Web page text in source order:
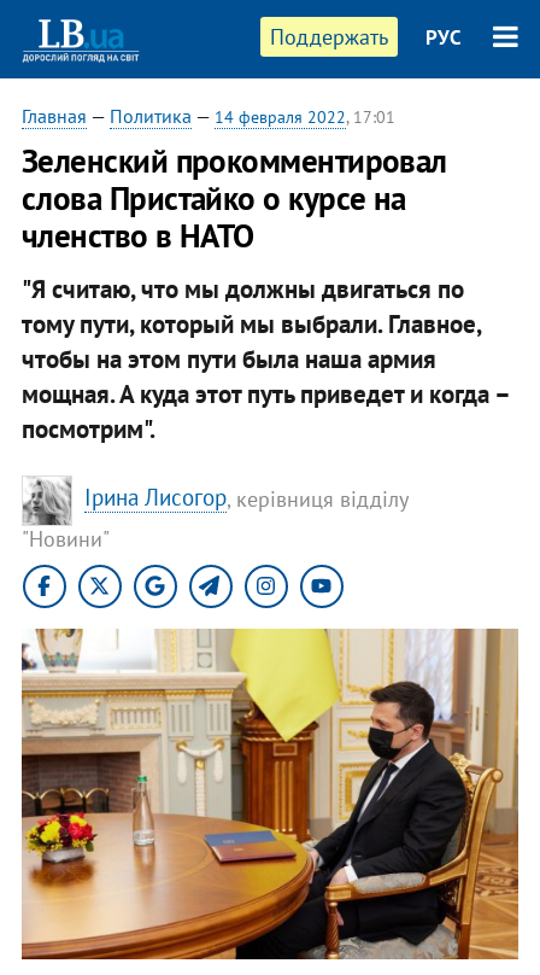
Поддержать РУС
Главная — Политика — 14 февраля 2022, 17:01
Зеленский прокомментировал
слова Пристайко о курсе на
членство в НАТО
"Я считаю, что мы должны двигаться по
тому пути, который мы выбрали. Главное,
чтобы на этом пути была наша армия
мощная. А куда этот путь приведет и когда –
посмотрим".
Ірина Лисогор, керівниця відділу
"Новини"